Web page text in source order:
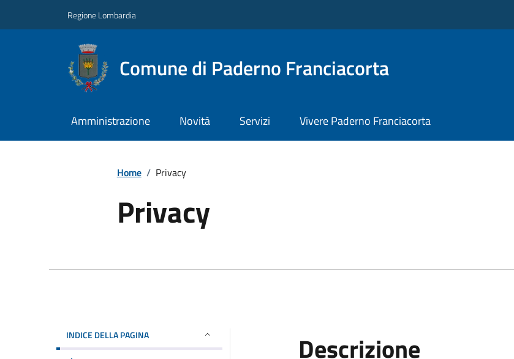
Regione Lombardia
Comune di Paderno Franciacorta
Amministrazione Novità Servizi Vivere Paderno Franciacorta
Home / Privacy
Privacy
INDICE DELLA PAGINA Descrizione